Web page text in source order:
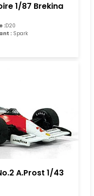
1/87 Brekina
:D20
: Spark
A.Prost 1/43